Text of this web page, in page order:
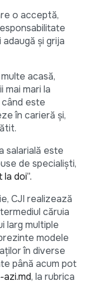
o acceptă,
și grija
acasă,
mai mari la
este
în carieră și,
salarială este
de specialiști,
la doi”.
CJI realizează
căruia
larg multiple
modele
în diverse
până acum pot
, la rubrica